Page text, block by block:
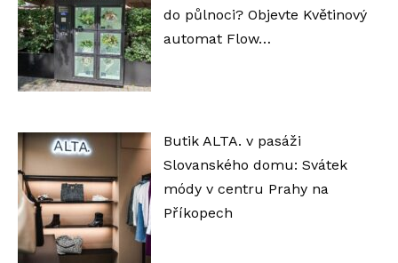
do půlnoci? Objevte Květinový
automat Flow…
Butik ALTA. v pasáži
Slovanského domu: Svátek
módy v centru Prahy na
Příkopech